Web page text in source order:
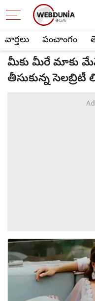
వార్తలు పంచాంగం
మీకు మీరే మాకు
తీసుకున్న సెలబ్రిటీ